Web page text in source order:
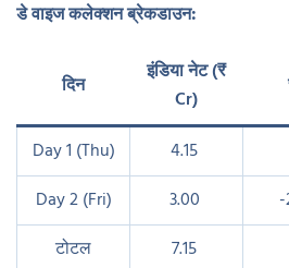
डे वाइज कलेक्शन ब्रेकडाउन:
दिन
इंडिया नेट (₹
Cr)
Day 1 (Thu)
4.15 ​
Day 2 (Fri)
3.00 ​
टोटल
7.15 ​